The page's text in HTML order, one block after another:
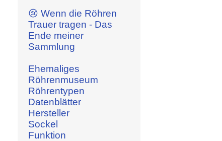
😢 Wenn die Röhren
Trauer tragen - Das
Ende meiner
Sammlung
Ehemaliges
Röhrenmuseum
Röhrentypen
Datenblätter
Hersteller
Sockel
Funktion